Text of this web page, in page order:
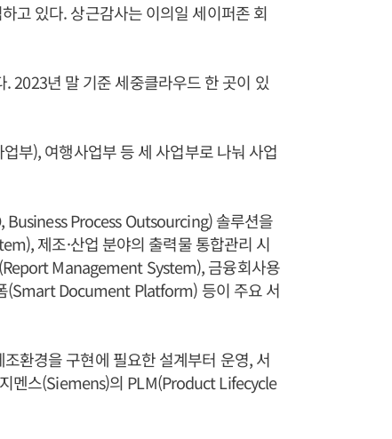
고 있다. 상근감사는 이의일 세이퍼존 회
2023년 말 기준 세중클라우드 한 곳이 있
부), 여행사업부 등 세 사업부로 나눠 사업
Business Process Outsourcing) 솔루션을
제조·산업 분야의 출력물 통합관리 시
Management System), 금융회사용
(Smart Document Platform) 등이 주요 서
환경을 구현에 필요한 설계부터 운영, 서
멘스(Siemens)의 PLM(Product Lifecycle